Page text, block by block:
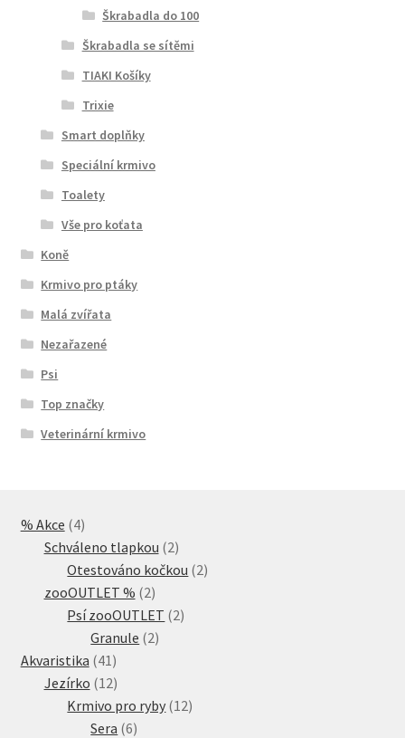
Škrabadla do 100
Škrabadla se sítěmi
TIAKI Košíky
Trixie
Smart doplňky
Speciální krmivo
Toalety
Vše pro koťata
Koně
Krmivo pro ptáky
Malá zvířata
Nezařazené
Psi
Top značky
Veterinární krmivo
% Akce 44
produkty
Schváleno tlapkou 22
produkty
Otestováno kočkou 22
zooOUTLET % 22
produkty
Psí zooOUTLET 22
Granule 22
Akvaristika 41 41
produktů
Jezírko 1212
produktů
Krmivo pro ryby 1212
Sera 66